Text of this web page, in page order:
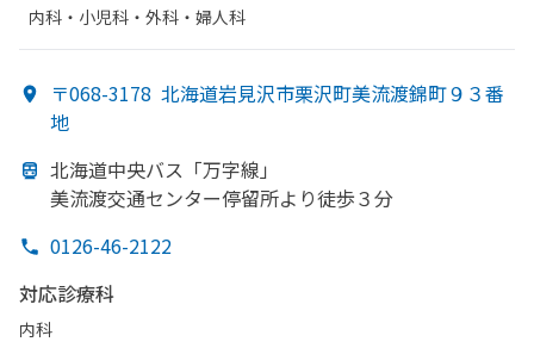
内科・​小児科・​外科・​婦人科
〒068-3178 北海道岩見沢市栗沢町美流渡錦町９３番
地
北海道中央バス「万字線」
美流渡交通センター停留所より徒歩３分
0126-46-2122
対応診療科
内科